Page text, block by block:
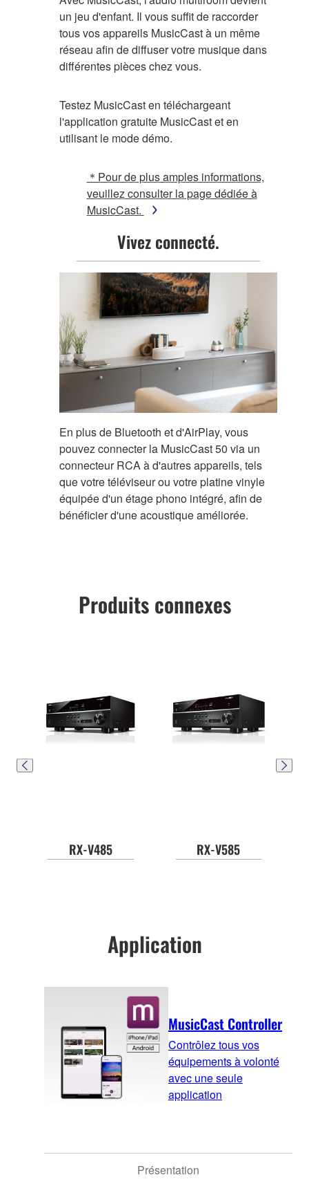
un jeu d'enfant. Il vous suffit de raccorder
tous vos appareils MusicCast à un même
réseau afin de diffuser votre musique dans
différentes pièces chez vous.
Testez MusicCast en téléchargeant
l'application gratuite MusicCast et en
utilisant le mode démo.
＊Pour de plus amples informations,
veuillez consulter la page dédiée à
MusicCast.
Vivez connecté.
En plus de Bluetooth et d'AirPlay, vous
pouvez connecter la MusicCast 50 via un
connecteur RCA à d'autres appareils, tels
que votre téléviseur ou votre platine vinyle
équipée d'un étage phono intégré, afin de
bénéficier d'une acoustique améliorée.
Produits connexes
RX-V485 RX-V585
Application
MusicCast Controller
Contrôlez tous vos
équipements à volonté
avec une seule
application
Présentation